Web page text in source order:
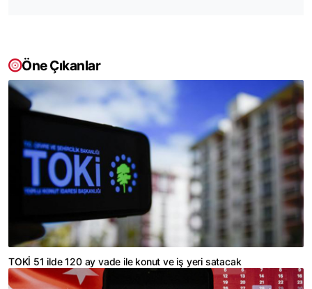
Öne Çıkanlar
TOKİ 51 ilde 120 ay vade ile konut ve iş yeri satacak